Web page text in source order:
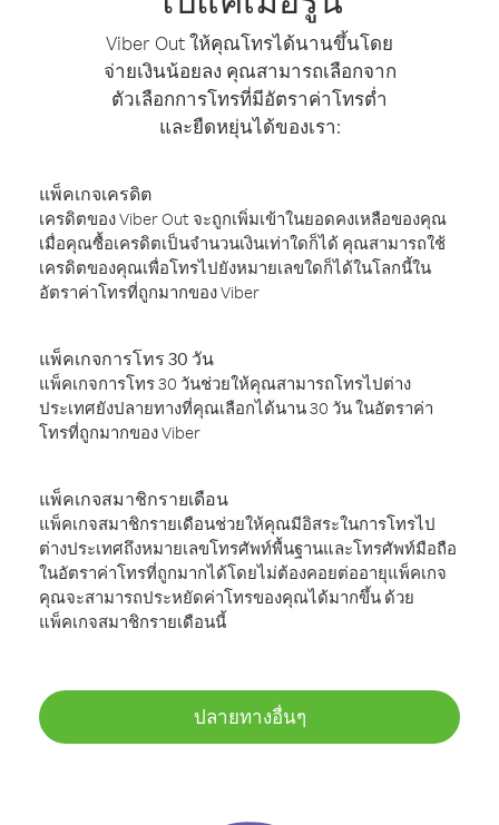
Viber Out ให้คุณโทรได้นานขึ้นโดย
จ่ายเงินน้อยลง คุณสามารถเลือกจาก
ตัวเลือกการโทรที่มีอัตราค่าโทรต่ำ
และยืดหยุ่นได้ของเรา:
แพ็คเกจเครดิต
เครดิตของ Viber Out จะถูกเพิ่มเข้าในยอดคงเหลือของคุณ
เมื่อคุณซื้อเครดิตเป็นจำนวนเงินเท่าใดก็ได้ คุณสามารถใช้
เครดิตของคุณเพื่อโทรไปยังหมายเลขใดก็ได้ในโลกนี้ใน
อัตราค่าโทรที่ถูกมากของ Viber
แพ็คเกจการโทร 30 วัน
แพ็คเกจการโทร 30 วันช่วยให้คุณสามารถโทรไปต่าง
ประเทศยังปลายทางที่คุณเลือกได้นาน 30 วัน ในอัตราค่า
โทรที่ถูกมากของ Viber
แพ็คเกจสมาชิกรายเดือน
แพ็คเกจสมาชิกรายเดือนช่วยให้คุณมีอิสระในการโทรไป
ต่างประเทศถึงหมายเลขโทรศัพท์พื้นฐานและโทรศัพท์มือถือ
ในอัตราค่าโทรที่ถูกมากได้โดยไม่ต้องคอยต่ออายุแพ็คเกจ
คุณจะสามารถประหยัดค่าโทรของคุณได้มากขึ้น ด้วย
แพ็คเกจสมาชิกรายเดือนนี้
ปลายทางอื่นๆ